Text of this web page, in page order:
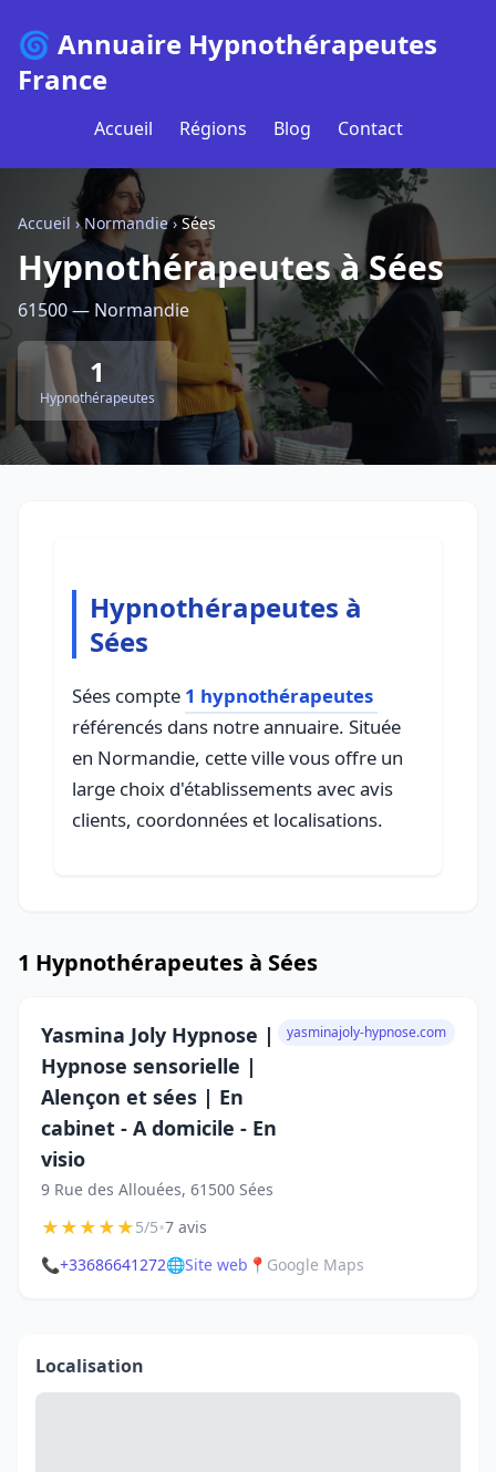
🌀 Annuaire Hypnothérapeutes
France
Accueil Régions Blog Contact
Accueil ›Normandie› Sées
Hypnothérapeutes à Sées
61500 — Normandie
1
Hypnothérapeutes
Hypnothérapeutes à
Sées
Sées compte 1 hypnothérapeutes
référencés dans notre annuaire. Située
en Normandie, cette ville vous offre un
large choix d'établissements avec avis
clients, coordonnées et localisations.
1 Hypnothérapeutes à Sées
Yasmina Joly Hypnose |
Hypnose sensorielle |
Alençon et sées | En
cabinet - A domicile - En
visio
9 Rue des Allouées, 61500 Sées
yasminajoly-hypnose.com
★★★★★5/5•7 avis
📞+33686641272🌐Site web 📍 Google Maps
Localisation